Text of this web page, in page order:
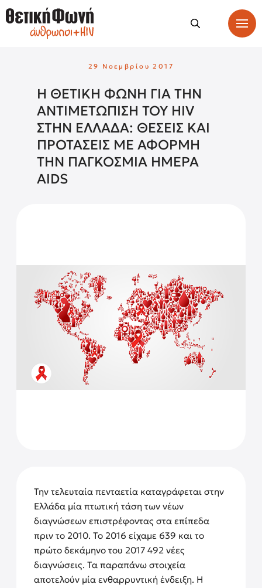
29 Νοεμβρίου 2017
Η ΘΕΤΙΚΗ ΦΩΝΗ ΓΙΑ ΤHN
ANTIMETΩΠΙΣΗ ΤΟΥ HIV
ΣΤΗΝ ΕΛΛΑΔΑ: ΘΕΣΕΙΣ ΚΑΙ
ΠΡΟΤΑΣΕΙΣ ΜΕ ΑΦΟΡΜΗ
ΤΗΝ ΠΑΓΚΟΣΜΙΑ ΗΜΕΡΑ
AIDS
Την τελευταία πενταετία καταγράφεται στην
Ελλάδα μία πτωτική τάση των νέων
διαγνώσεων επιστρέφοντας στα επίπεδα
πριν το 2010. Το 2016 είχαμε 639 και το
πρώτο δεκάμηνο του 2017 492 νέες
διαγνώσεις. Τα παραπάνω στοιχεία
αποτελούν μία ενθαρρυντική ένδειξη. Η